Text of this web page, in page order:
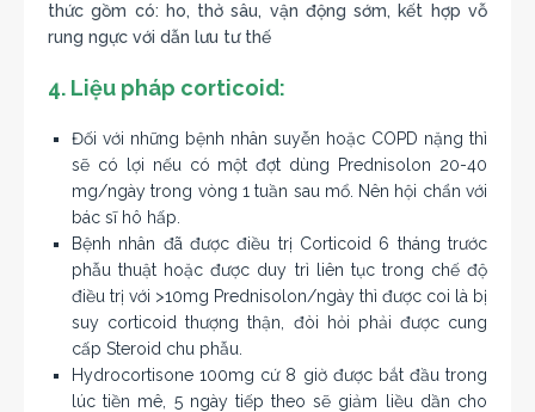
thức gồm có: ho, thở sâu, vận động sớm, kết hợp vỗ
rung ngực với dẫn lưu tư thế
4. Liệu pháp corticoid:
Đối với những bệnh nhân suyễn hoặc COPD nặng thì
sẽ có lợi nếu có một đợt dùng Prednisolon 20-40
mg/ngày trong vòng 1 tuần sau mổ. Nên hội chẩn với
bác sĩ hô hấp.
Bệnh nhân đã được điều trị Corticoid 6 tháng trước
phẫu thuật hoặc được duy trì liên tục trong chế độ
điều trị với >10mg Prednisolon/ngày thì được coi là bị
suy corticoid thượng thận, đòi hỏi phải được cung
cấp Steroid chu phẫu.
Hydrocortisone 100mg cứ 8 giờ được bắt đầu trong
lúc tiền mê, 5 ngày tiếp theo sẽ giảm liều dần cho